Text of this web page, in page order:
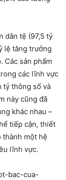
dân tệ (97,5 tỷ
lệ tăng trưởng
Các sản phẩm
các lĩnh vực
tỷ thông số và
này cũng đã
khác nhau –
tiếp cận, thiết
thành một hệ
lĩnh vực.
bac-cua-